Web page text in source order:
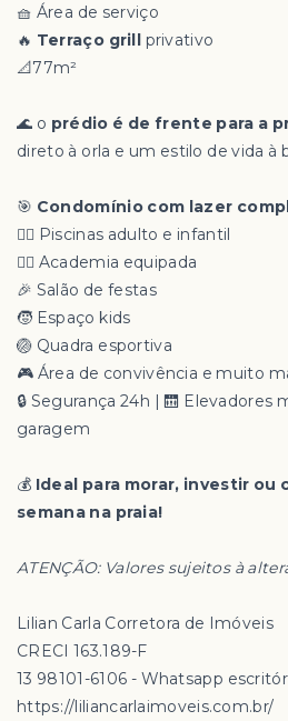
🧺 Área de serviço
🔥 Terraço grill privativo
📐77m²
🌊 o prédio é de frente para a
direto à orla e um estilo de vida à
🎯 Condomínio com lazer
🏊‍♂️ Piscinas adulto e infantil
🏋️‍♀️ Academia equipada
🎉 Salão de festas
🧒 Espaço kids
🏐 Quadra esportiva
🎮 Área de convivência e muito
🔒 Segurança 24h | 🛗 Elevadores
garagem
💰 Ideal para morar, investir ou
semana na praia!
ATENÇÃO: Valores sujeitos à
Lilian Carla Corretora de Imóveis
CRECI 163.189-F
13 98101-6106 - Whatsapp
https://liliancarlaimoveis.com.br/